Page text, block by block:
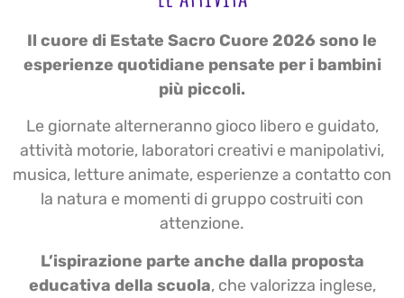
Il cuore di Estate Sacro Cuore 2026 sono le
esperienze quotidiane pensate per i bambini
più piccoli.
Le giornate alterneranno gioco libero e guidato,
attività motorie, laboratori creativi e manipolativi,
musica, letture animate, esperienze a contatto con
la natura e momenti di gruppo costruiti con
attenzione.
L’ispirazione parte anche dalla proposta
educativa della scuola, che valorizza inglese,